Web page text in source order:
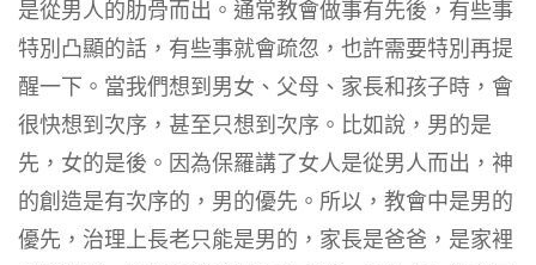
是從男人的肋骨而出。通常教會做事有先後，有些事
特別凸顯的話，有些事就會疏忽，也許需要特別再提
醒一下。當我們想到男女、父母、家長和孩子時，會
很快想到次序，甚至只想到次序。比如說，男的是
先，女的是後。因為保羅講了女人是從男人而出，神
的創造是有次序的，男的優先。所以，教會中是男的
優先，治理上長老只能是男的，家長是爸爸，是家裡